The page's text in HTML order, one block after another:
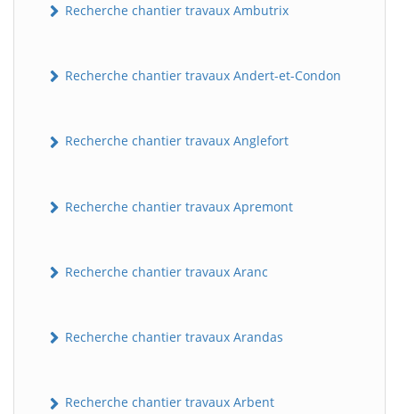
Recherche chantier travaux Ambutrix
Recherche chantier travaux Andert-et-Condon
Recherche chantier travaux Anglefort
Recherche chantier travaux Apremont
Recherche chantier travaux Aranc
Recherche chantier travaux Arandas
Recherche chantier travaux Arbent